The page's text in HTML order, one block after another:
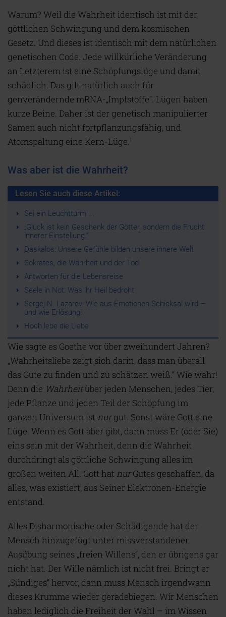
Warum? Weil die Wahrheit identisch ist mit der
göttlichen Schwingung und dem kosmischen
Gesetz. Und dieses ist identisch mit dem natürlichen
genetischen Code. Jede willkürliche Veränderung
an Letzterem ist eine Schöpfungslüge und damit
schädlich. Das gilt natürlich auch für
genverändernde mRNA-„Impfstoffe“. Lügen haben
kurze Beine. Daher ist der genetisch manipulierter
Samen auch nicht fortpflanzungsfähig, und
Atomspaltung eine Kern-Lüge.
Was aber ist die Wahrheit?
Lesen Sie auch diese Artikel:
Sei ein Leuchtturm ...
„Glück ist kein Geschenk der Götter, sondern die Frucht
innerer Einstellung.“
Daskalos: Unsere Gefühle bilden unsere innere Welt
Sokrates, die Wahrheit und der Tod
Antworten für die Lebensreise
Seele in Not: Was ihr Heil bedroht
Sergej N. Lazarev: Wie aus Emotionen Schicksal wird –
und wie Erlösung!
Hoch lebe die Liebe
Wie sagte es Goethe vor über zweihundert Jahren?
„Wahrheitsliebe zeigt sich darin, dass man überall
das Gute zu finden und zu schätzen weiß.“ Wie wahr!
Denn die Wahrheitüber jeden Menschen, jedes Tier,
jede Pflanze und jeden Teil der Schöpfung im
ganzen Universum ist nurgut. Sonst wäre Gott eine
Lüge. Wenn es Gott aber gibt, dann muss Er (oder Sie)
eins sein mit der Wahrheit, denn die Wahrheit
durchdringt als göttliche Schwingung alles im
großen weiten All. Gott hat nurGutes geschaffen, da
alles, was existiert, aus Seiner Elektronen-Energie
entstand.
Alles Disharmonische oder Schädigende hat der
Mensch hinzugefügt unter missverstandener
Ausübung seines „freien Willens“, den er übrigens gar
nicht hat. Der Wille nämlich ist nicht frei. Bringt er
„Sündiges“ hervor, dann muss Mensch irgendwann
dieses Krumme wieder geradebiegen. Wir Menschen
haben lediglich die Freiheit der Wahl – im Wissen